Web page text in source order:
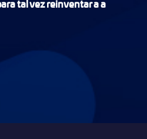
tal vez reinventar a a